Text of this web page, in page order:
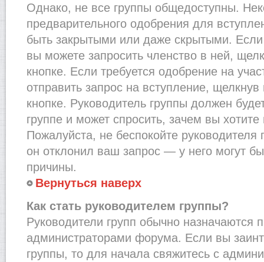
Однако, не все группы общедоступны.
предварительного одобрения для
быть закрытыми или даже скрытыми. Если
вы можете запросить членство в ней,
кнопке. Если требуется одобрение на
отправить запрос на вступление,
кнопке. Руководитель группы должен
группе и может спросить, зачем вы хотите
Пожалуйста, не беспокойте
он отклонил ваш запрос — у него могут
причины.
Вернуться наверх
Как стать руководителем группы?
Руководители групп обычно назначаются
администраторами форума. Если вы
группы, то для начала свяжитесь с